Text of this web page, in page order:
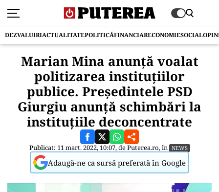
DEZVALUIRIACTUALITATEPOLITICĂFINANCIARECONOMIESOCIAL
Marian Mina anunță voalat
politizarea instituțiilor
publice. Președintele PSD
Giurgiu anunță schimbări la
instituțiile deconcentrate
Publicat: 11 mart. 2022, 10:07, dePuterea.ro, în NEWS
Adaugă-ne ca sursă preferată în Google